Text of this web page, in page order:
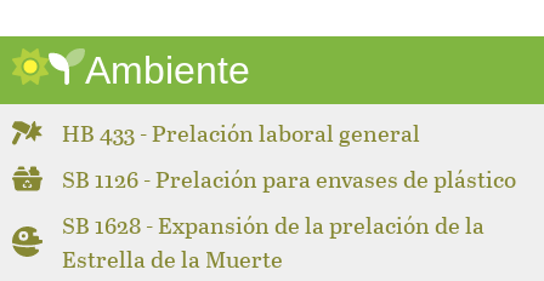
Ambiente
HB 433 - Prelación laboral general
SB 1126 - Prelación para envases de plástico
SB 1628 - Expansión de la prelación de la
Estrella de la Muerte